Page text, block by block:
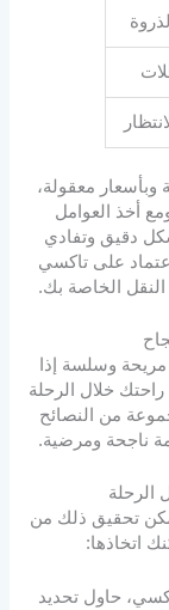
معقولة،
أخذ العوامل
دقيق وتفادي
على تاكسي
النقل الخاصة بك.
وسلسة إذا
خلال الرحلة
من النصائح
ناجحة ومرضية.
الرحلة
تحقيق ذلك من
اتخاذها:
حاول تحديد